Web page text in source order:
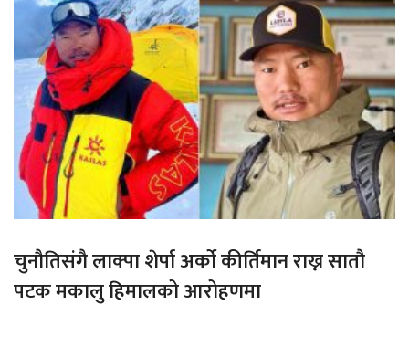
चुनौतिसंगै लाक्पा शेर्पा अर्को कीर्तिमान राख्न सातौ
पटक मकालु हिमालको आरोहणमा